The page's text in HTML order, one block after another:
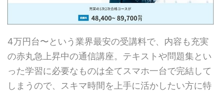
4万円台〜という業界最安の受講料で、内容も充実
の赤丸急上昇中の通信講座。テキストや問題集とい
った学習に必要なものは全てスマホ一台で完結して
しまうので、スキマ時間を上手に活かしたい方に特